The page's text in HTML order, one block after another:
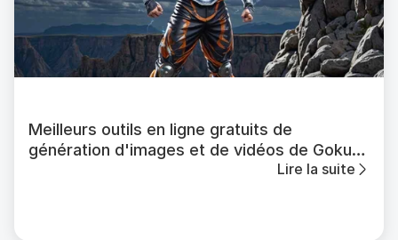
Meilleurs outils en ligne gratuits de
génération d'images et de vidéos de Goku
Lire la suite